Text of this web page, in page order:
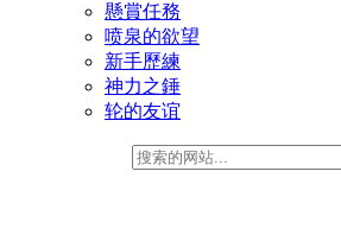
懸賞任務
喷泉的欲望
新手歷練
神力之錘
轮的友谊